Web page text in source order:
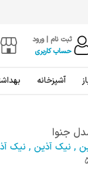
ثبت نام | ورود
حساب کاربری
آشپزخانه
جنوا
, نیک آذین , نیک